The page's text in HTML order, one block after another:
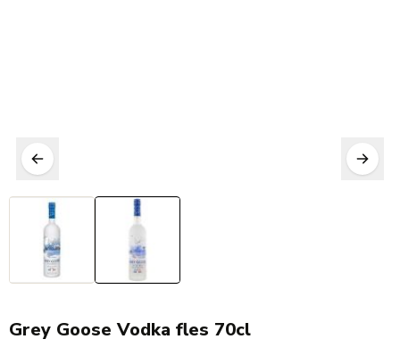
Grey Goose Vodka fles 70cl